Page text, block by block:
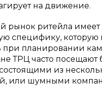
на движение.
рынок ритейла имеет
специфику, которую
при планировании
ТРЦ часто
из
или шумными